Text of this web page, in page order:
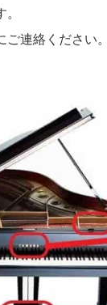
ご連絡ください